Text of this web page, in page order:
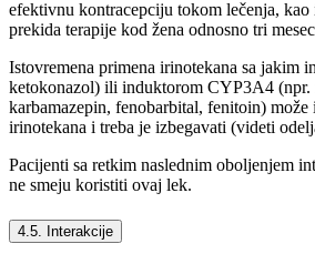
efektivnu kontracepciju tokom lečenja, kao
prekida terapije kod žena odnosno tri
Istovremena primena irinotekana sa jakim
ketokonazol) ili induktorom CYP3A4 (npr.
karbamazepin, fenobarbital, fenitoin)
irinotekana i treba je izbegavati (videti
Pacijenti sa retkim naslednim oboljenjem
ne smeju koristiti ovaj lek.
4.5. Interakcije